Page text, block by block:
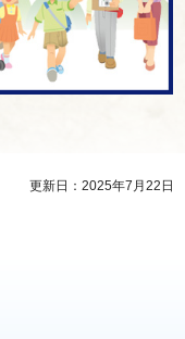
更新日：2025年7月22日